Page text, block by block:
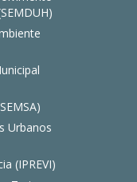
Urbanos
(IPREVI)